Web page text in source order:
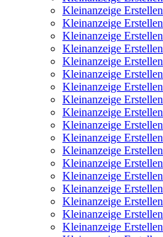
Kleinanzeige Erstellen
Kleinanzeige Erstellen
Kleinanzeige Erstellen
Kleinanzeige Erstellen
Kleinanzeige Erstellen
Kleinanzeige Erstellen
Kleinanzeige Erstellen
Kleinanzeige Erstellen
Kleinanzeige Erstellen
Kleinanzeige Erstellen
Kleinanzeige Erstellen
Kleinanzeige Erstellen
Kleinanzeige Erstellen
Kleinanzeige Erstellen
Kleinanzeige Erstellen
Kleinanzeige Erstellen
Kleinanzeige Erstellen
Kleinanzeige Erstellen